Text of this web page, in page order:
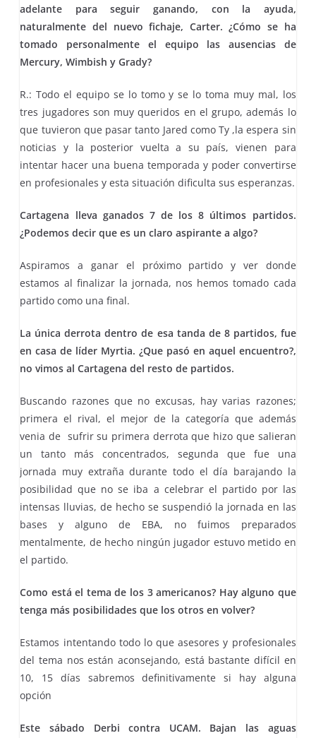
adelante para seguir ganando, con la ayuda,
naturalmente del nuevo fichaje, Carter. ¿Cómo se ha
tomado personalmente el equipo las ausencias de
Mercury, Wimbish y Grady?
R.: Todo el equipo se lo tomo y se lo toma muy mal, los
tres jugadores son muy queridos en el grupo, además lo
que tuvieron que pasar tanto Jared como Ty ,la espera sin
noticias y la posterior vuelta a su país, vienen para
intentar hacer una buena temporada y poder convertirse
en profesionales y esta situación dificulta sus esperanzas.
Cartagena lleva ganados 7 de los 8 últimos partidos.
¿Podemos decir que es un claro aspirante a algo?
Aspiramos a ganar el próximo partido y ver donde
estamos al finalizar la jornada, nos hemos tomado cada
partido como una final.
La única derrota dentro de esa tanda de 8 partidos, fue
en casa de líder Myrtia. ¿Que pasó en aquel encuentro?,
no vimos al Cartagena del resto de partidos.
Buscando razones que no excusas, hay varias razones;
primera el rival, el mejor de la categoría que además
venia de sufrir su primera derrota que hizo que salieran
un tanto más concentrados, segunda que fue una
jornada muy extraña durante todo el día barajando la
posibilidad que no se iba a celebrar el partido por las
intensas lluvias, de hecho se suspendió la jornada en las
bases y alguno de EBA, no fuimos preparados
mentalmente, de hecho ningún jugador estuvo metido en
el partido.
Como está el tema de los 3 americanos? Hay alguno que
tenga más posibilidades que los otros en volver?
Estamos intentando todo lo que asesores y profesionales
del tema nos están aconsejando, está bastante difícil en
10, 15 días sabremos definitivamente si hay alguna
opción
Este sábado Derbi contra UCAM. Bajan las aguas